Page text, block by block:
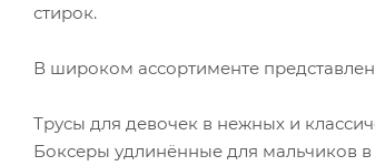
стирок.
В широком ассортименте
Трусы для девочек в нежных и
Боксеры удлинённые для мальчиков